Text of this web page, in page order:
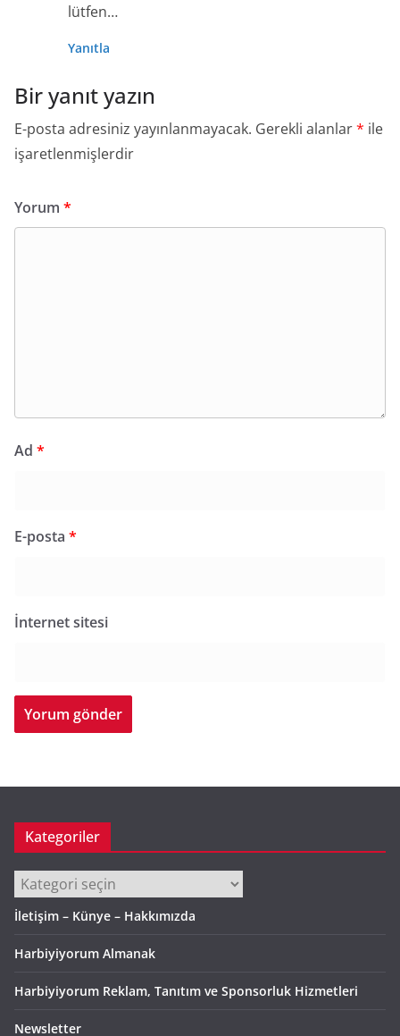
lütfen…
Yanıtla
Bir yanıt yazın
E-posta adresiniz yayınlanmayacak. Gerekli alanlar* ile
işaretlenmişlerdir
Yorum *
Ad *
E-posta *
İnternet sitesi
Kategoriler
Kategoriler
İletişim – Künye – Hakkımızda
Harbiyiyorum Almanak
Harbiyiyorum Reklam, Tanıtım ve Sponsorluk Hizmetleri
Newsletter